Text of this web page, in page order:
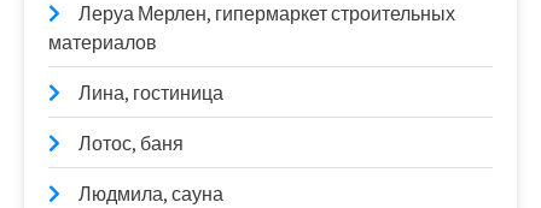
Леруа Мерлен, гипермаркет строительных
материалов
Лина, гостиница
Лотос, баня
Людмила, сауна